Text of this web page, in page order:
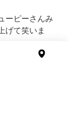
ーピーさんみ
げて笑いま
ーさんは、私